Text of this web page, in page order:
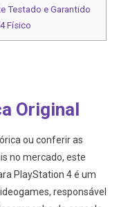
Testado e Garantido
Físico
Original
ou conferir as
no mercado, este
PlayStation 4 é um
responsável